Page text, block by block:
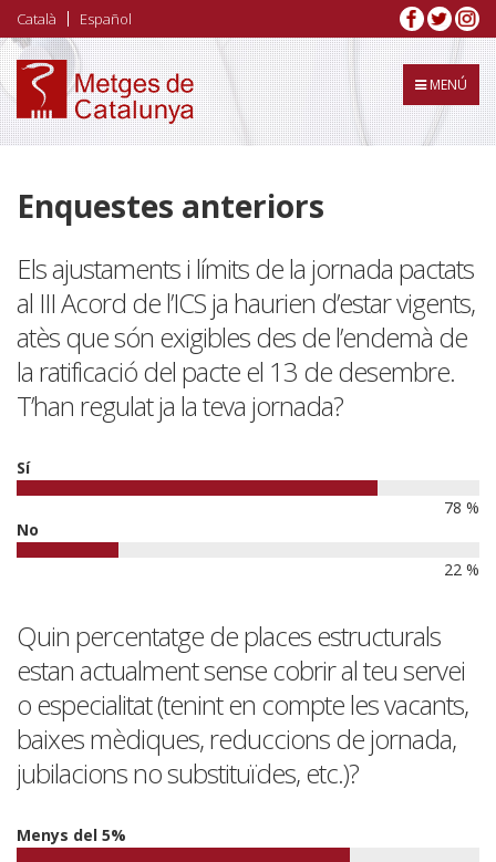
Vés
al
contingut
Català Español
MENÚ
Enquestes anteriors
Els ajustaments i límits de la jornada pactats
al III Acord de l’ICS ja haurien d’estar vigents,
atès que són exigibles des de l’endemà de
la ratificació del pacte el 13 de desembre.
T’han regulat ja la teva jornada?
Sí
78 %
No
22 %
Quin percentatge de places estructurals
estan actualment sense cobrir al teu servei
o especialitat (tenint en compte les vacants,
baixes mèdiques, reduccions de jornada,
jubilacions no substituïdes, etc.)?
Menys del 5%